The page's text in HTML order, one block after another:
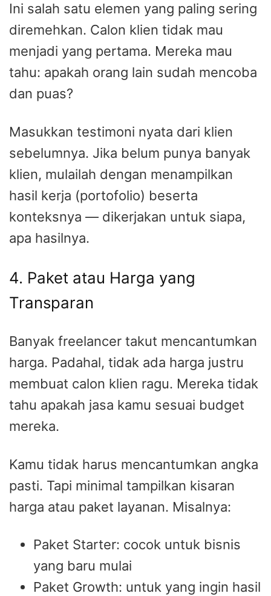
Ini salah satu elemen yang paling sering
diremehkan. Calon klien tidak mau
menjadi yang pertama. Mereka mau
tahu: apakah orang lain sudah mencoba
dan puas?
Masukkan testimoni nyata dari klien
sebelumnya. Jika belum punya banyak
klien, mulailah dengan menampilkan
hasil kerja (portofolio) beserta
konteksnya — dikerjakan untuk siapa,
apa hasilnya.
4. Paket atau Harga yang
Transparan
Banyak freelancer takut mencantumkan
harga. Padahal, tidak ada harga justru
membuat calon klien ragu. Mereka tidak
tahu apakah jasa kamu sesuai budget
mereka.
Kamu tidak harus mencantumkan angka
pasti. Tapi minimal tampilkan kisaran
harga atau paket layanan. Misalnya:
Paket Starter: cocok untuk bisnis
yang baru mulai
Paket Growth: untuk yang ingin hasil